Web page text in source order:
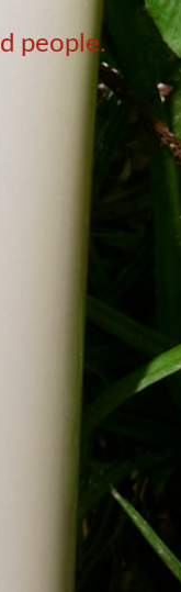
people.